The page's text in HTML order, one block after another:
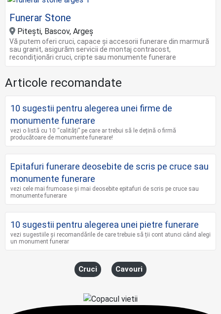
Funerar Stone
Piteşti, Bascov, Argeş
Vă putem oferi cruci, capace şi accesorii funerare din marmură
sau granit, asigurăm servicii de montaj contracost,
recondiţionări cruci, cripte sau monumente funerare
Articole recomandate
10 sugestii pentru alegerea unei firme de
monumente funerare
vezi o listă cu 10 “calități” pe care ar trebui să le dețină o firmă
producătoare de monumente funerare!
Epitafuri funerare deosebite de scris pe cruce sau
monumente funerare
vezi cele mai frumoase și mai deosebite epitafuri de scris pe cruce sau
monumente funerare
10 sugestii pentru alegerea unei pietre funerare
vezi sugestiile și recomandările de care trebuie să ții cont atunci când alegi
un monument funerar
Cruci Cavouri